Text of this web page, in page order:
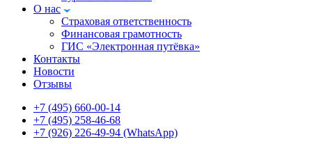
О нас
Страховая ответственность
Финансовая грамотность
ГИС «Электронная путёвка»
Контакты
Новости
Отзывы
+7 (495) 660-00-14
+7 (495) 258-46-68
+7 (926) 226-49-94 (WhatsApp)